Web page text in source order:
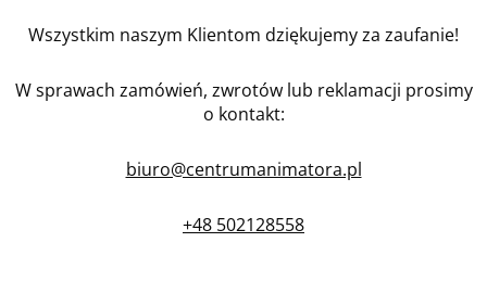
Wszystkim naszym Klientom dziękujemy za zaufanie!
W sprawach zamówień, zwrotów lub reklamacji prosimy
o kontakt:
biuro@centrumanimatora.pl
+48 502128558